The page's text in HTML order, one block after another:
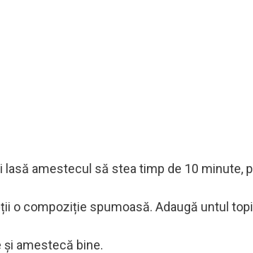
amestecul să stea timp de 10 minute,
o compoziție spumoasă. Adaugă untul
amestecă bine.